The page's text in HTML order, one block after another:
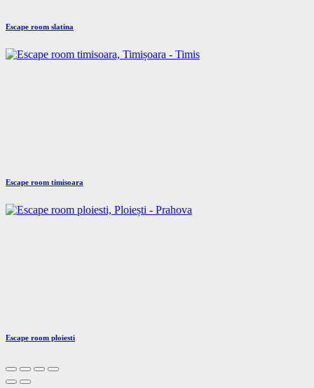
Escape room slatina
Escape room timisoara
Escape room ploiesti